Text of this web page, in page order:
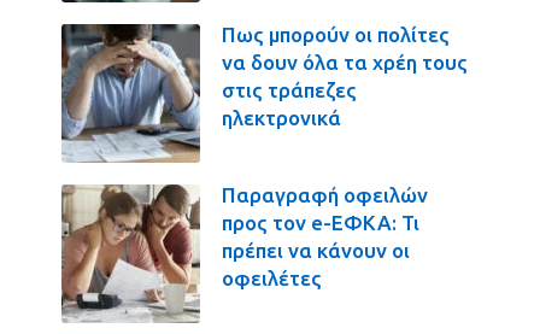
Πως μπορούν οι πολίτες
να δουν όλα τα χρέη τους
στις τράπεζες
ηλεκτρονικά
Παραγραφή οφειλών
προς τον e-ΕΦΚΑ: Τι
πρέπει να κάνουν οι
οφειλέτες